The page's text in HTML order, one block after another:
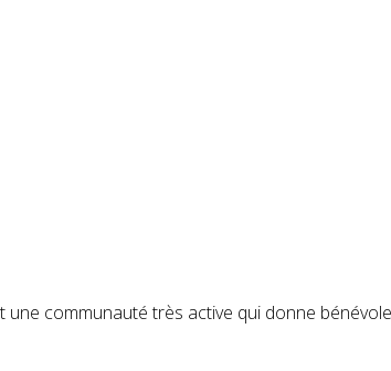
communauté très active qui donne